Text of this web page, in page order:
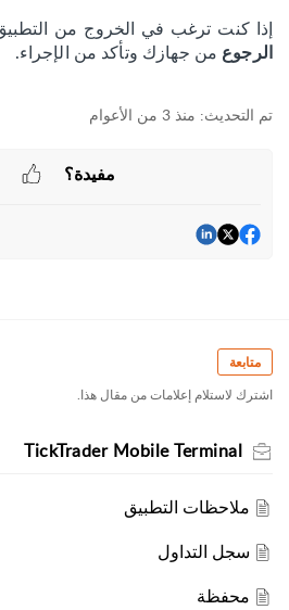
إذا كنت ترغب في الخروج من
الرجوع من جهازك وتأكد من الإجراء.
منذ 3 من الأعوام
مفيدة؟
متابعة
اشترك لاستلام إعلامات من مقال هذا.
TickTrader Mobile Terminal
ملاحظات التطبيق
سجل التداول
محفظة